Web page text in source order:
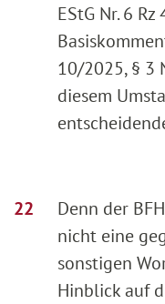
EStG Nr. 6
10/2025, § 3
diesem
Denn der
nicht eine
sonstigen
Hinblick auf